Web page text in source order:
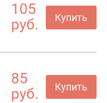
105
руб.
Купить
85
руб.
Купить